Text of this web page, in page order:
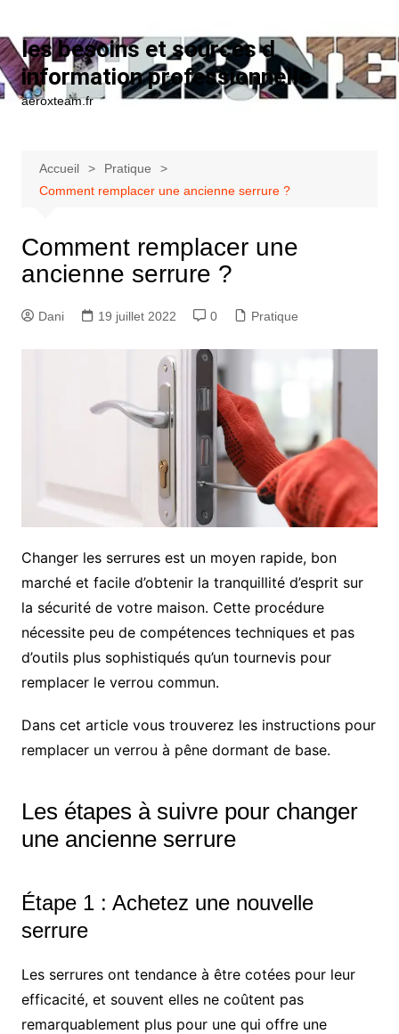
les besoins et sources d
information professionnelle
aeroxteam.fr
Accueil
Pratique
Comment remplacer une ancienne serrure ?
Comment remplacer une
ancienne serrure ?
Dani 19 juillet 2022 0 Pratique
Changer les serrures est un moyen rapide, bon
marché et facile d’obtenir la tranquillité d’esprit sur
la sécurité de votre maison. Cette procédure
nécessite peu de compétences techniques et pas
d’outils plus sophistiqués qu’un tournevis pour
remplacer le verrou commun.
Dans cet article vous trouverez les instructions pour
remplacer un verrou à pêne dormant de base.
Les étapes à suivre pour changer
une ancienne serrure
Étape 1 : Achetez une nouvelle
serrure
Les serrures ont tendance à être cotées pour leur
efficacité, et souvent elles ne coûtent pas
remarquablement plus pour une qui offre une